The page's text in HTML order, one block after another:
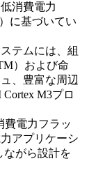
消費電力
に基づいてい
テムには、組
）および命
、豊富な周辺
M3プロ
費電力フラッ
アプリケーシ
ながら設計を